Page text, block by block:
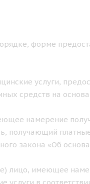
форме
услуги,
средств на
намерение
получающий
закона «Об
лицо, имеющее